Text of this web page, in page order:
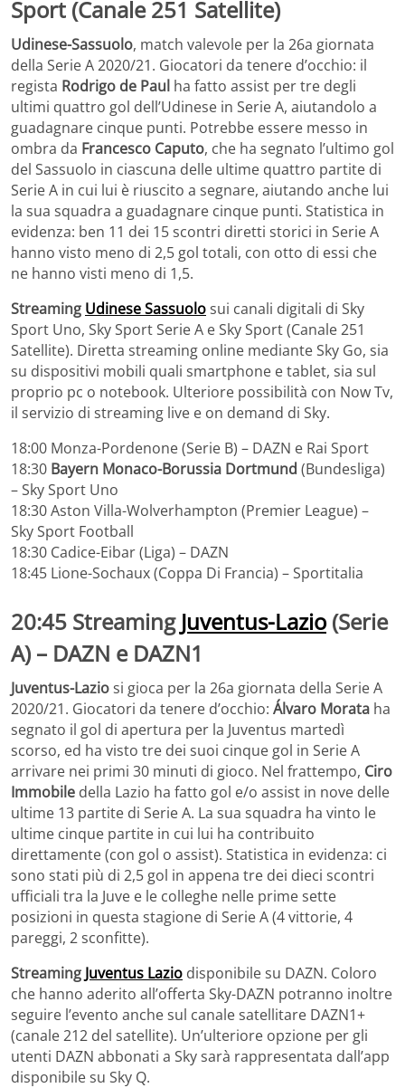
Sport (Canale 251 Satellite)
Udinese-Sassuolo, match valevole per la 26a giornata
della Serie A 2020/21. Giocatori da tenere d’occhio: il
regista Rodrigo de Paul ha fatto assist per tre degli
ultimi quattro gol dell’Udinese in Serie A, aiutandolo a
guadagnare cinque punti. Potrebbe essere messo in
ombra da Francesco Caputo, che ha segnato l’ultimo gol
del Sassuolo in ciascuna delle ultime quattro partite di
Serie A in cui lui è riuscito a segnare, aiutando anche lui
la sua squadra a guadagnare cinque punti. Statistica in
evidenza: ben 11 dei 15 scontri diretti storici in Serie A
hanno visto meno di 2,5 gol totali, con otto di essi che
ne hanno visti meno di 1,5.
Streaming Udinese Sassuolosui canali digitali di Sky
Sport Uno, Sky Sport Serie A e Sky Sport (Canale 251
Satellite). Diretta streaming online mediante Sky Go, sia
su dispositivi mobili quali smartphone e tablet, sia sul
proprio pc o notebook. Ulteriore possibilità con Now Tv,
il servizio di streaming live e on demand di Sky.
18:00 Monza-Pordenone (Serie B) – DAZN e Rai Sport
18:30 Bayern Monaco-Borussia Dortmund (Bundesliga)
– Sky Sport Uno
18:30 Aston Villa-Wolverhampton (Premier League) –
Sky Sport Football
18:30 Cadice-Eibar (Liga) – DAZN
18:45 Lione-Sochaux (Coppa Di Francia) – Sportitalia
20:45 Streaming Juventus-Lazio (Serie
A) – DAZN e DAZN1
Juventus-Laziosi gioca per la 26a giornata della Serie A
2020/21. Giocatori da tenere d’occhio: Álvaro Morata ha
segnato il gol di apertura per la Juventus martedì
scorso, ed ha visto tre dei suoi cinque gol in Serie A
arrivare nei primi 30 minuti di gioco. Nel frattempo, Ciro
Immobile della Lazio ha fatto gol e/o assist in nove delle
ultime 13 partite di Serie A. La sua squadra ha vinto le
ultime cinque partite in cui lui ha contribuito
direttamente (con gol o assist). Statistica in evidenza: ci
sono stati più di 2,5 gol in appena tre dei dieci scontri
ufficiali tra la Juve e le colleghe nelle prime sette
posizioni in questa stagione di Serie A (4 vittorie, 4
pareggi, 2 sconfitte).
Streaming Juventus Lazio disponibile su DAZN. Coloro
che hanno aderito all’offerta Sky-DAZN potranno inoltre
seguire l’evento anche sul canale satellitare DAZN1+
(canale 212 del satellite). Un’ulteriore opzione per gli
utenti DAZN abbonati a Sky sarà rappresentata dall’app
disponibile su Sky Q.